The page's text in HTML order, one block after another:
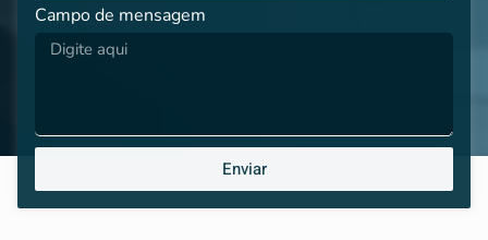
Campo de mensagem
Enviar